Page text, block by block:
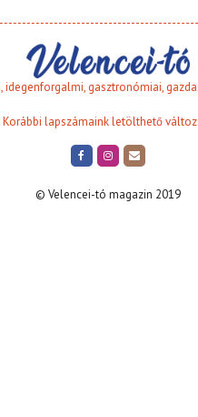
idegenforgalmi, gasztronómiai,
Korábbi lapszámaink letölthető
© Velencei-tó magazin 2019